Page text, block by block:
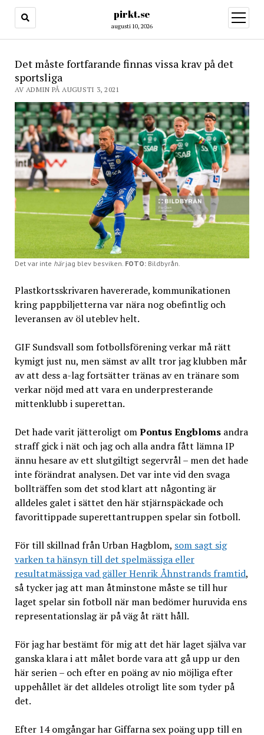
pirkt.se
augusti 10, 2026
öppna
meny
Det måste fortfarande finnas vissa krav på det
sportsliga
AV ADMIN PÅ AUGUSTI 3, 2021
Det var inte härjag blev besviken. FOTO:Bildbyrån.
Plastkortsskrivaren havererade, kommunikationen
kring pappbiljetterna var nära nog obefintlig och
leveransen av öl uteblev helt.
GIF Sundsvall som fotbollsförening verkar må rätt
kymigt just nu, men sämst av allt tror jag klubben mår
av att dess a-lag fortsätter tränas av en tränare som
verkar nöjd med att vara en underpresterande
mittenklubb i superettan.
Det hade varit jätteroligt omPontus Engblomsandra
straff gick i nät och jag och alla andra fått lämna IP
ännu hesare av ett slutgiltigt segervrål – men det hade
inte förändrat analysen. Det var inte vid den svaga
bollträffen som det stod klart att någonting är
alldeles galet i sättet den här stjärnspäckade och
favorittippade superettantruppen spelar sin fotboll.
För till skillnad från Urban Hagblom, som sagt sig
varken ta hänsyn till det spelmässiga eller
resultatmässiga vad gäller Henrik Åhnstrands framtid,
så tycker jag att man åtminstone måste se till hur
laget spelar sin fotboll när man bedömer huruvida ens
representationslag är på väg åt rätt håll.
För jag har bestämt för mig att det här laget själva var
ganska klara i att målet borde vara att gå upp ur den
här serien – och efter en poäng av nio möjliga efter
uppehållet är det alldeles otroligt lite som tyder på
det.
Efter 14 omgångar har Giffarna sex poäng upp till en